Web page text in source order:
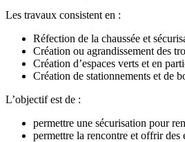
Les travaux consistent en :
Réfection de la chaussée et
Création ou agrandissement des
Création d’espaces verts et en
Création de stationnements et de
L’objectif est de :
permettre une sécurisation pour
permettre la rencontre et offrir des